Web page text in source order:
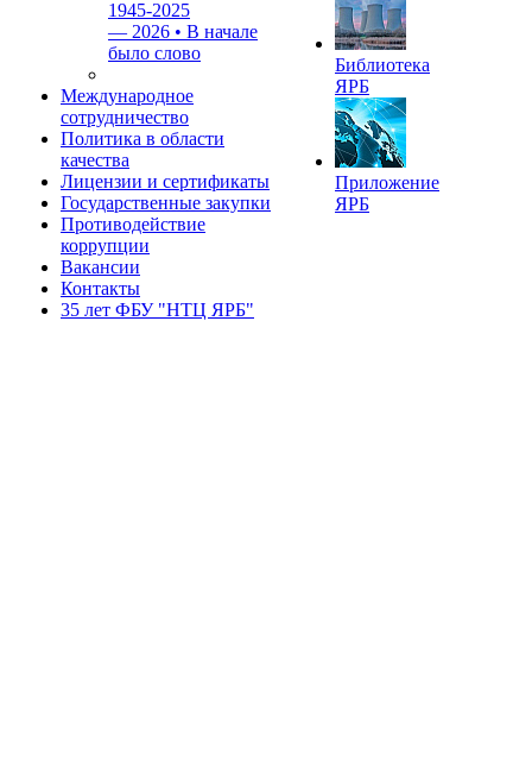
1945-2025
— 2026 • В начале
было слово
Международное
сотрудничество
Политика в области
качества
Лицензии и сертификаты
Государственные закупки
Противодействие
коррупции
Вакансии
Контакты
35 лет ФБУ "НТЦ ЯРБ"
Библиотека
ЯРБ
Приложение
ЯРБ